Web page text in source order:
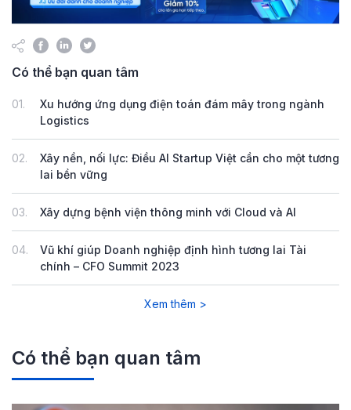
Có thể bạn quan tâm
01.
Xu hướng ứng dụng điện toán đám mây trong ngành
Logistics
02.
Xây nền, nối lực: Điều AI Startup Việt cần cho một tương
lai bền vững
03. Xây dựng bệnh viện thông minh với Cloud và AI
04.
Vũ khí giúp Doanh nghiệp định hình tương lai Tài
chính – CFO Summit 2023
Xem thêm >
Có thể bạn quan tâm